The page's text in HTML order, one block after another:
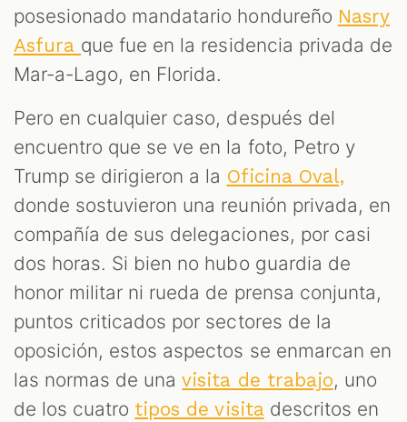
posesionado mandatario hondureño Nasry
Asfura que fue en la residencia privada de
Mar-a-Lago, en Florida.
Pero en cualquier caso, después del
encuentro que se ve en la foto, Petro y
Trump se dirigieron a la Oficina Oval,
donde sostuvieron una reunión privada, en
compañía de sus delegaciones, por casi
dos horas. Si bien no hubo guardia de
honor militar ni rueda de prensa conjunta,
puntos criticados por sectores de la
oposición, estos aspectos se enmarcan en
las normas de unavisita de trabajo, uno
de los cuatro tipos de visitadescritos en